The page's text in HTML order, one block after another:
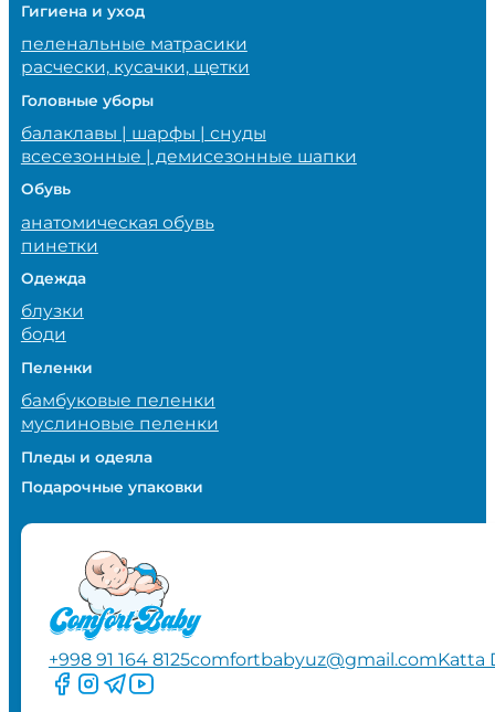
Гигиена и уход
пеленальные матрасики
расчески, кусачки, щетки
Головные уборы
балаклавы | шарфы | снуды
всесезонные | демисезонные шапки
Обувь
анатомическая обувь
пинетки
Одежда
блузки
боди
Пеленки
бамбуковые пеленки
муслиновые пеленки
Пледы и одеяла
Подарочные упаковки
+998 91 164 8125comfortbabyuz@gmail.comKatta
Следите за нами на Facebook
Следите за нами в Instagram
Следите за нами в Telegram
Следите за нами в YouTube